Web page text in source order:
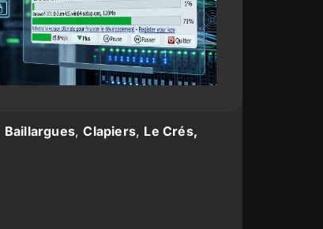
Baillargues,Clapiers, Le Crés,